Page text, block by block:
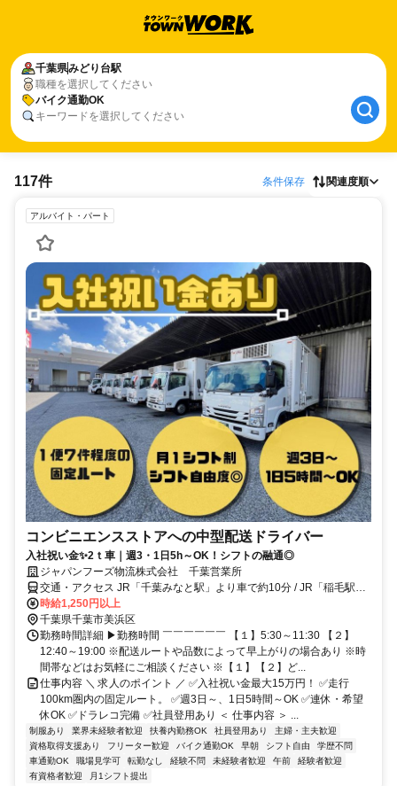
千葉県みどり台駅
職種を選択してください
バイク通勤OK
キーワードを選択してください
117件 条件保存 関連度順
アルバイト・パート
コンビニエンスストアへの中型配送ドライバー
入社祝い金✨2ｔ車｜週3・1日5h～OK！シフトの融通◎
ジャパンフーズ物流株式会社 千葉営業所
交通・アクセス JR「千葉みなと駅」より車で約10分 / JR「稲毛駅」
より車で約15分
時給1,250円以上
千葉県千葉市美浜区
勤務時間詳細 ▶勤務時間 ￣￣￣￣￣￣ 【１】5:30～11:30 【２】
12:40～19:00 ※配送ルートや品数によって早上がりの場合あり ※時
間帯などはお気軽にご相談ください ※【１】【２】ど...
仕事内容 ＼ 求人のポイント ／ ✅入社祝い金最大15万円！ ✅走行
100km圏内の固定ルート。 ✅週3日～、1日5時間～OK ✅連休・希望
休OK ✅ドラレコ完備 ✅社員登用あり ＜ 仕事内容 ＞ ...
制服あり 業界未経験者歓迎 扶養内勤務OK 社員登用あり
主婦・主夫歓迎
資格取得支援あり
フリーター歓迎 バイク通勤OK 早朝 シフト自由
学歴不問
車通勤OK
職場見学可 転勤なし 経験不問 未経験者歓迎 午前
経験者歓迎
有資格者歓迎
月1シフト提出